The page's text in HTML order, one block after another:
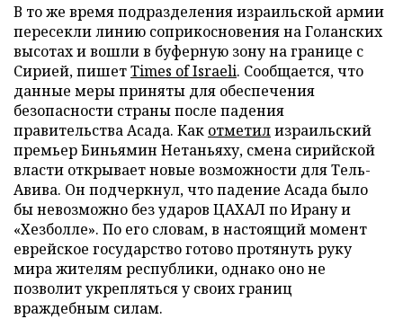
В то же время подразделения израильской армии
пересекли линию соприкосновения на Голанских
высотах и вошли в буферную зону на границе с
Сирией, пишетTimes of Israeli. Сообщается, что
данные меры приняты для обеспечения
безопасности страны после падения
правительства Асада. Как отметилизраильский
премьер Биньямин Нетаньяху, смена сирийской
власти открывает новые возможности для Тель-
Авива. Он подчеркнул, что падение Асада было
бы невозможно без ударов ЦАХАЛ по Ирану и
«Хезболле». По его словам, в настоящий момент
еврейское государство готово протянуть руку
мира жителям республики, однако оно не
позволит укрепляться у своих границ
враждебным силам.